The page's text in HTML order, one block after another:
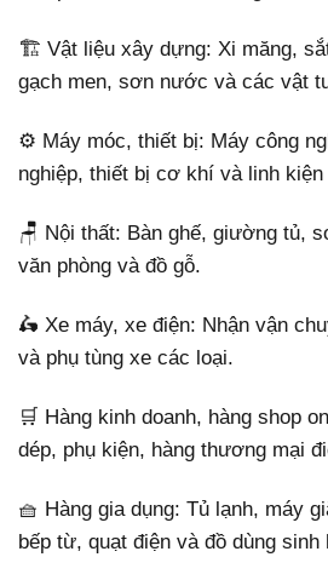
🏗️ Vật liệu xây dựng: Xi măng,
gạch men, sơn nước và các vật
⚙️ Máy móc, thiết bị: Máy công
nghiệp, thiết bị cơ khí và linh kiện
🪑 Nội thất: Bàn ghế, giường tủ,
văn phòng và đồ gỗ.
🛵 Xe máy, xe điện: Nhận vận
và phụ tùng xe các loại.
🛒 Hàng kinh doanh, hàng shop
dép, phụ kiện, hàng thương mại
🧺 Hàng gia dụng: Tủ lạnh, máy
bếp từ, quạt điện và đồ dùng sinh